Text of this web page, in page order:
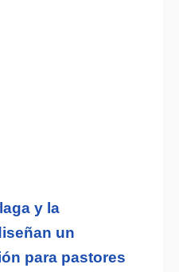
y la
un
para pastores